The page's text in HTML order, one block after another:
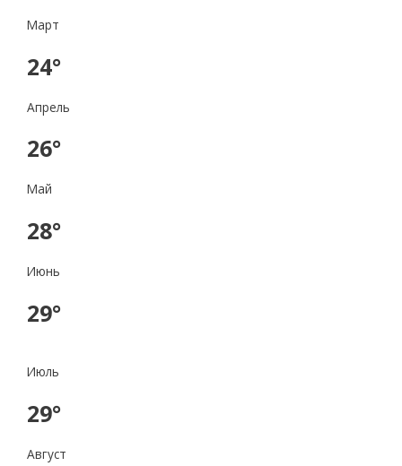
Март
24°
Апрель
26°
Май
28°
Июнь
29°
Июль
29°
Август